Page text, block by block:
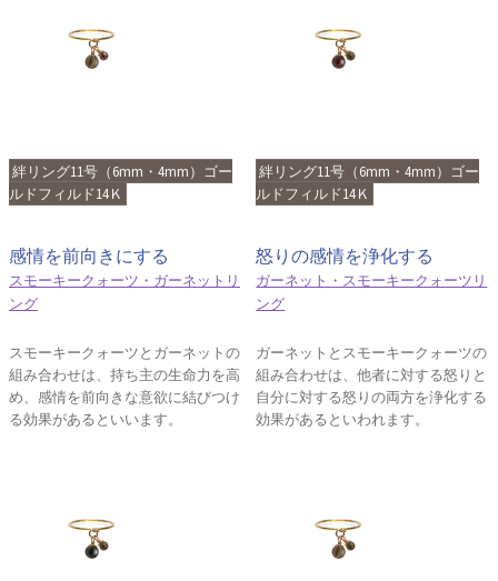
絆リング11号（6mm・4mm）ゴー
ルドフィルド14Ｋ
感情を前向きにする
スモーキークォーツ・ガーネットリ
ング
スモーキークォーツとガーネットの
組み合わせは、持ち主の生命力を高
め、感情を前向きな意欲に結びつけ
る効果があるといいます。
絆リング11号（6mm・4mm）ゴー
ルドフィルド14Ｋ
怒りの感情を浄化する
ガーネット・スモーキークォーツリ
ング
ガーネットとスモーキークォーツの
組み合わせは、他者に対する怒りと
自分に対する怒りの両方を浄化する
効果があるといわれます。